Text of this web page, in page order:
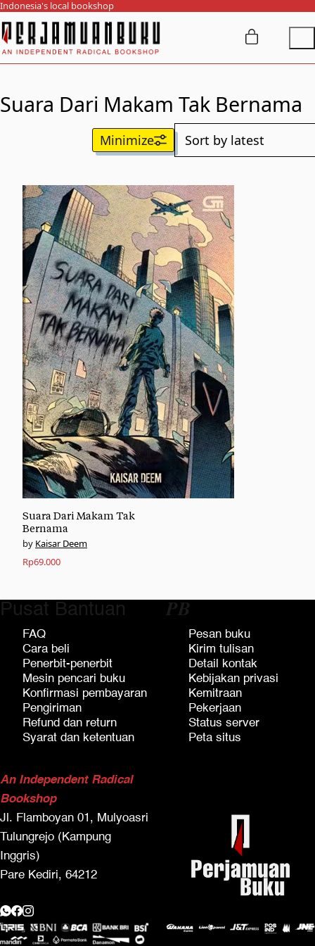
Indonesia's local bookshop
Suara Dari Makam Tak Bernama
Suara Dari Makam Tak
Bernama
Kaisar Deem
Rp69.000
Pusat Bantuan
FAQ
Cara beli
Penerbit-penerbit
Mesin pencari buku
Konfirmasi pembayaran
Pengiriman
Refund dan return
Syarat dan ketentuan
𝑷𝑩
Pesan buku
Kirim tulisan
Detail kontak
Kebijakan privasi
Kemitraan
Pekerjaan
Status server
Peta situs
An Independent Radical
Bookshop
Jl. Flamboyan 01, Mulyoasri
Tulungrejo (Kampung
Inggris)
Pare Kediri, 64212